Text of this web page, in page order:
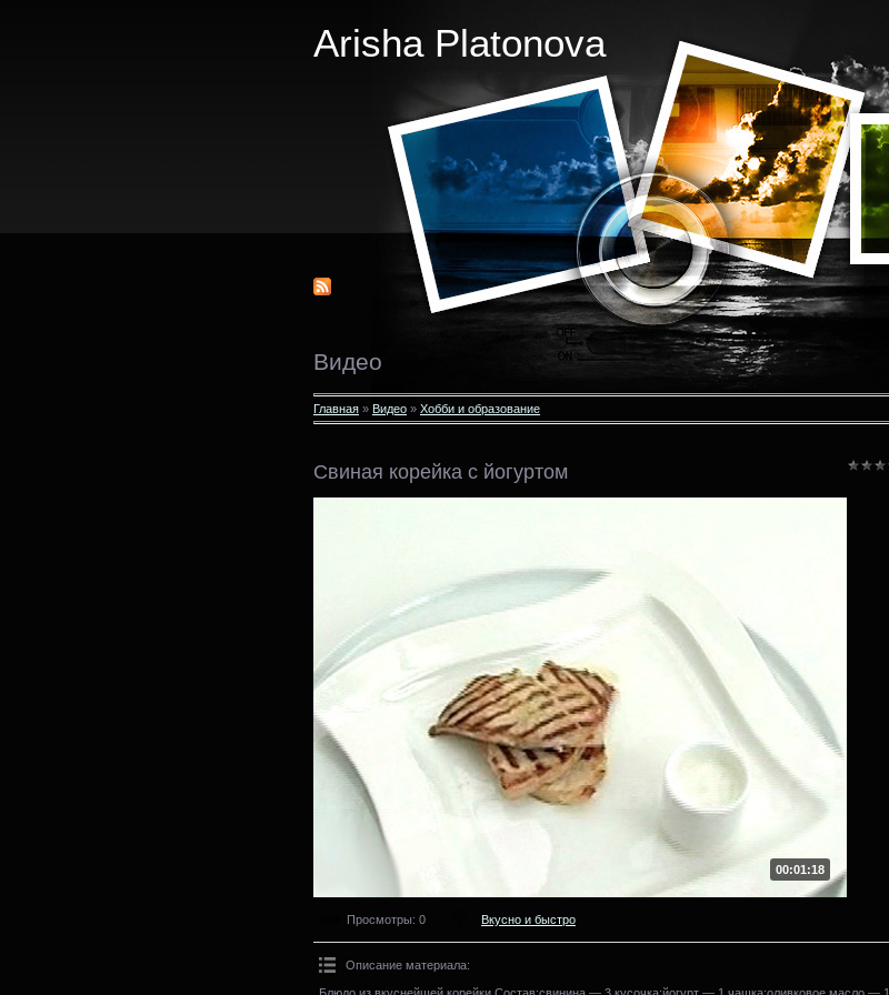
Arisha Platonova
Видео
Главная » Видео » Хобби и образование
Свиная корейка с йогуртом
00:01:18
Просмотры: 0 Вкусно и быстро
Описание материала:
Блюдо из вкуснейшей корейки.Состав:свинина — 3 кусочка;йогурт — 1 чашка;оливковое масло — 1